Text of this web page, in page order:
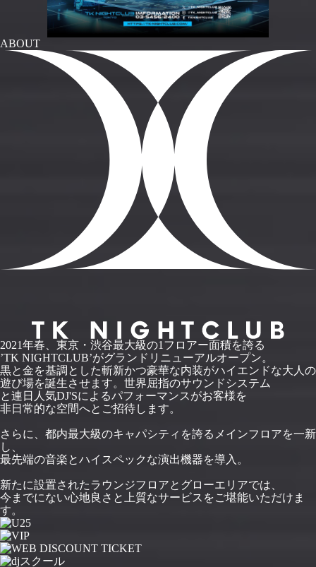
ABOUT
2021年春、東京・渋谷最大級の1フロアー面積を誇る
’TK NIGHTCLUB’がグランドリニューアルオープン。
黒と金を基調とした斬新かつ豪華な内装がハイエンドな大人の
遊び場を誕生させます。世界屈指のサウンドシステム
と連日人気DJ'Sによるパフォーマンスがお客様を
非日常的な空間へとご招待します。
さらに、都内最大級のキャパシティを誇るメインフロアを一新
し、
最先端の音楽とハイスペックな演出機器を導入。
新たに設置されたラウンジフロアとグローエリアでは、
今までにない心地良さと上質なサービスをご堪能いただけま
す。